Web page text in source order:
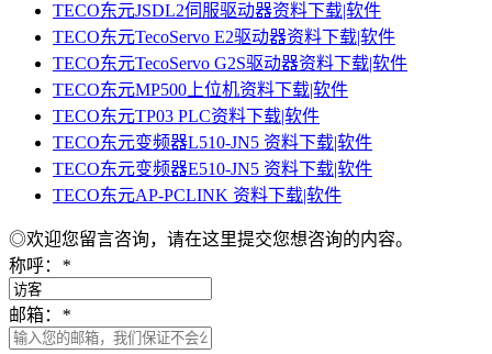
TECO东元JSDL2伺服驱动器资料下载|软件
TECO东元TecoServo E2驱动器资料下载|软件
TECO东元TecoServo G2S驱动器资料下载|软件
TECO东元MP500上位机资料下载|软件
TECO东元TP03 PLC资料下载|软件
TECO东元变频器L510-JN5 资料下载|软件
TECO东元变频器E510-JN5 资料下载|软件
TECO东元AP-PCLINK 资料下载|软件
◎欢迎您留言咨询，请在这里提交您想咨询的内容。
称呼： *
邮箱： *